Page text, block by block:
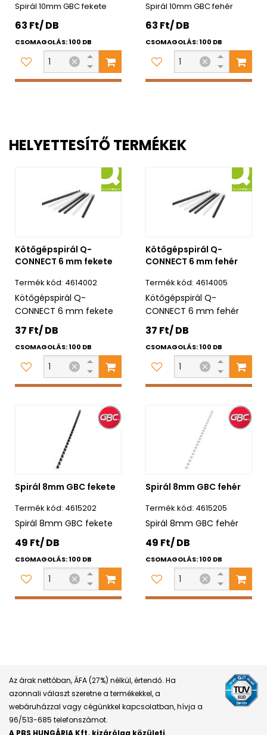
Spirál 10mm GBC fekete
63 Ft/ DB
CSOMAGOLÁS: 100 DB
Spirál 10mm GBC fehér
63 Ft/ DB
CSOMAGOLÁS: 100 DB
HELYETTESÍTŐ TERMÉKEK
Kötőgépspirál Q-
CONNECT 6 mm fekete
4614002
Kötőgépspirál Q-
CONNECT 6 mm fekete
37 Ft/ DB
CSOMAGOLÁS: 100 DB
Kötőgépspirál Q-
CONNECT 6 mm fehér
4614005
Kötőgépspirál Q-
CONNECT 6 mm fehér
37 Ft/ DB
CSOMAGOLÁS: 100 DB
Spirál 8mm GBC fekete
4615202
Spirál 8mm GBC fekete
49 Ft/ DB
CSOMAGOLÁS: 100 DB
Spirál 8mm GBC fehér
4615205
Spirál 8mm GBC fehér
49 Ft/ DB
CSOMAGOLÁS: 100 DB
Az árak nettóban, ÁFA (27%) nélkül, értendő. Ha
azonnali választ szeretne a termékekkel, a
webáruházzal vagy cégünkkel kapcsolatban, hívja a
96/513-685 telefonszámot.
A PBS HUNGÁRIA Kft. kizárólag közületi